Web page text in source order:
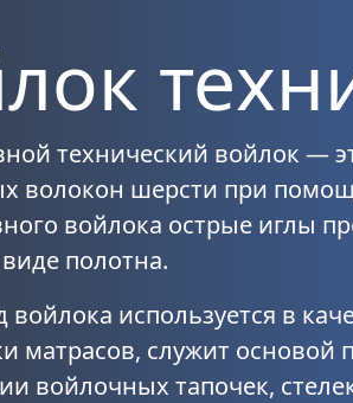
технический войлок —
волокон шерсти при
войлока острые иглы
виде полотна.
используется в
матрасов, служит основой
войлочных тапочек,